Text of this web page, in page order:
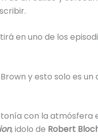
en uno de los
y esto solo es
con la atmósfera
, idolo de Robert